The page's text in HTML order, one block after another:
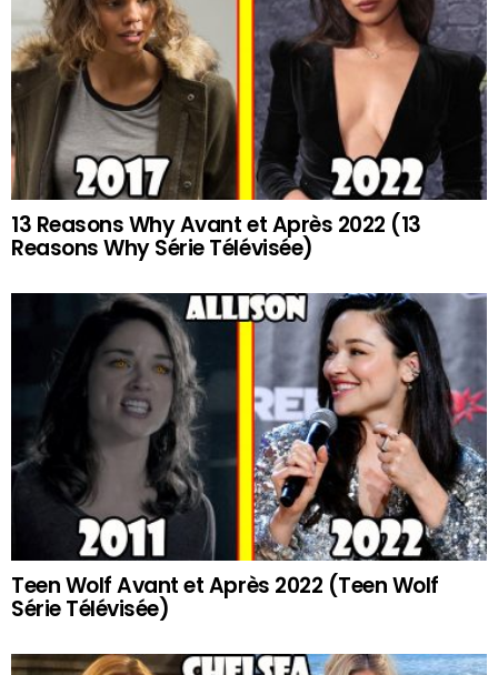
13 Reasons Why Avant et Après 2022 (13
Reasons Why Série Télévisée)
Teen Wolf Avant et Après 2022 (Teen Wolf
Série Télévisée)